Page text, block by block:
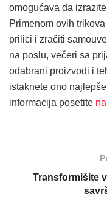
omogućava da
Primenom ovih
prilici i zračiti
na poslu, večeri sa
odabrani proizvodi i
istaknete ono
informacija posetite
Transformišite